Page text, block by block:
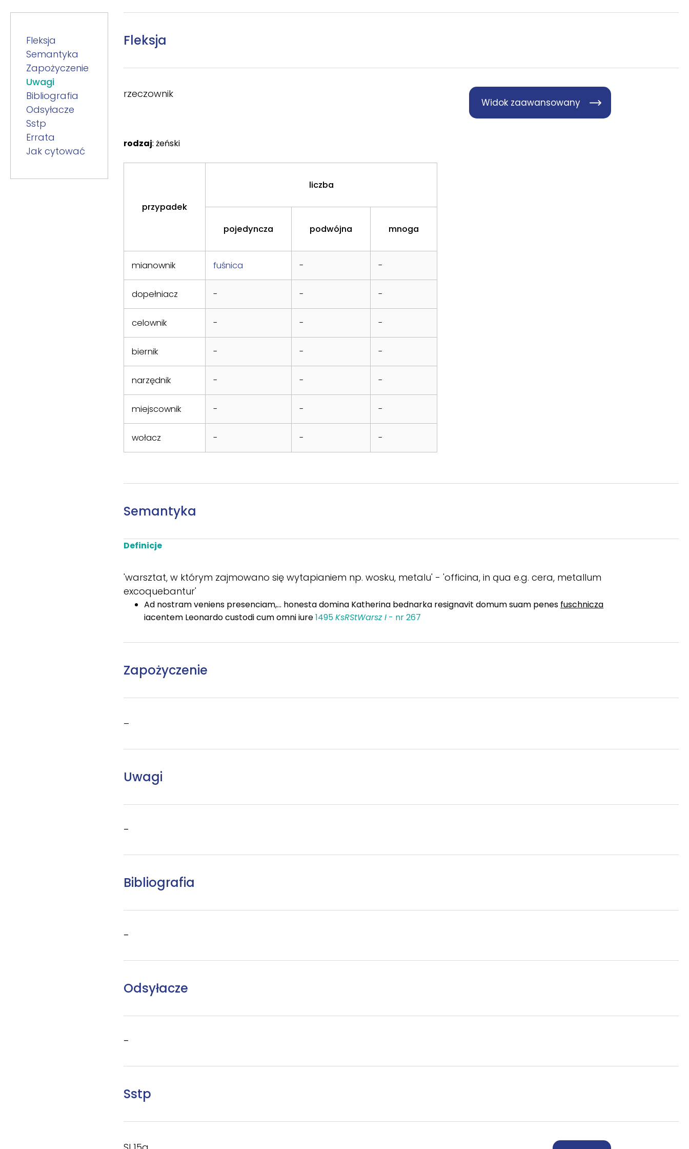
Fleksja
Semantyka
Zapożyczenie
Uwagi
Bibliografia
Odsyłacze
Sstp
Errata
Jak cytować
Fleksja
rzeczownik
Widok zaawansowany
rodzaj: żeński
przypadek
liczba
pojedyncza podwójna mnoga
mianownik fuśnica - -
dopełniacz - - -
celownik - - -
biernik - - -
narzędnik - - -
miejscownik - - -
wołacz - - -
Semantyka
Definicje
'warsztat, w którym zajmowano się wytapianiem np. wosku, metalu' - 'officina, in ąua e.g. cera, metallum
excoquebantur'
Ad nostram veniens presenciam,... honesta domina Katherina bednarka resignavit domum suam penes fuschnicza
iacentem Leonardo custodi cum omni iure1495KsRStWarsz I - nr 267
Zapożyczenie
–
Uwagi
–
Bibliografia
–
Odsyłacze
–
Sstp